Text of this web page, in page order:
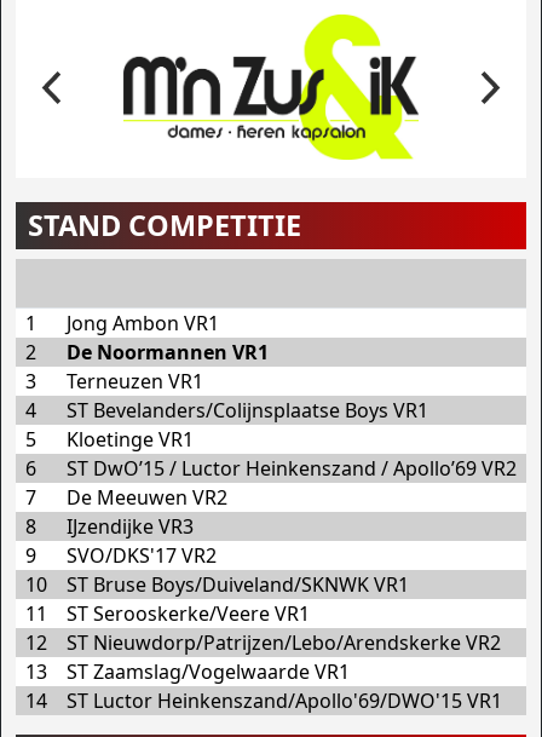
STAND COMPETITIE
1
Jong Ambon VR1
2
De Noormannen VR1
3
Terneuzen VR1
4
ST Bevelanders/Colijnsplaatse Boys VR1
5
Kloetinge VR1
6
ST DwO’15 / Luctor Heinkenszand / Apollo’69 VR2
7
De Meeuwen VR2
8
IJzendijke VR3
9
SVO/DKS'17 VR2
10
ST Bruse Boys/Duiveland/SKNWK VR1
11
ST Serooskerke/Veere VR1
12
ST Nieuwdorp/Patrijzen/Lebo/Arendskerke VR2
13
ST Zaamslag/Vogelwaarde VR1
14
ST Luctor Heinkenszand/Apollo'69/DWO'15 VR1